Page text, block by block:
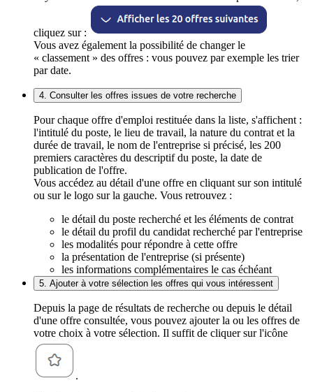
cliquez sur :
Vous avez également la possibilité de changer le
« classement » des offres : vous pouvez par exemple les trier
par date.
4. Consulter les offres issues de votre recherche
Pour chaque offre d'emploi restituée dans la liste, s'affichent :
l'intitulé du poste, le lieu de travail, la nature du contrat et la
durée de travail, le nom de l'entreprise si précisé, les 200
premiers caractères du descriptif du poste, la date de
publication de l'offre.
Vous accédez au détail d'une offre en cliquant sur son intitulé
ou sur le logo sur la gauche. Vous retrouvez :
le détail du poste recherché et les éléments de contrat
le détail du profil du candidat recherché par l'entreprise
les modalités pour répondre à cette offre
la présentation de l'entreprise (si présente)
les informations complémentaires le cas échéant
5. Ajouter à votre sélection les offres qui vous intéressent
Depuis la page de résultats de recherche ou depuis le détail
d'une offre consultée, vous pouvez ajouter la ou les offres de
votre choix à votre sélection. Il suffit de cliquer sur l'icône
.